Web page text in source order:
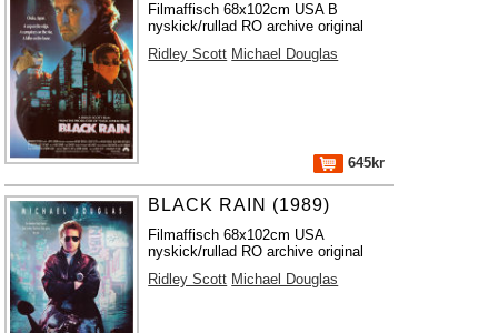
Filmaffisch 68x102cm USA B
nyskick/rullad RO archive original
Ridley Scott Michael Douglas
645kr
BLACK RAIN (1989)
Filmaffisch 68x102cm USA
nyskick/rullad RO archive original
Ridley Scott Michael Douglas